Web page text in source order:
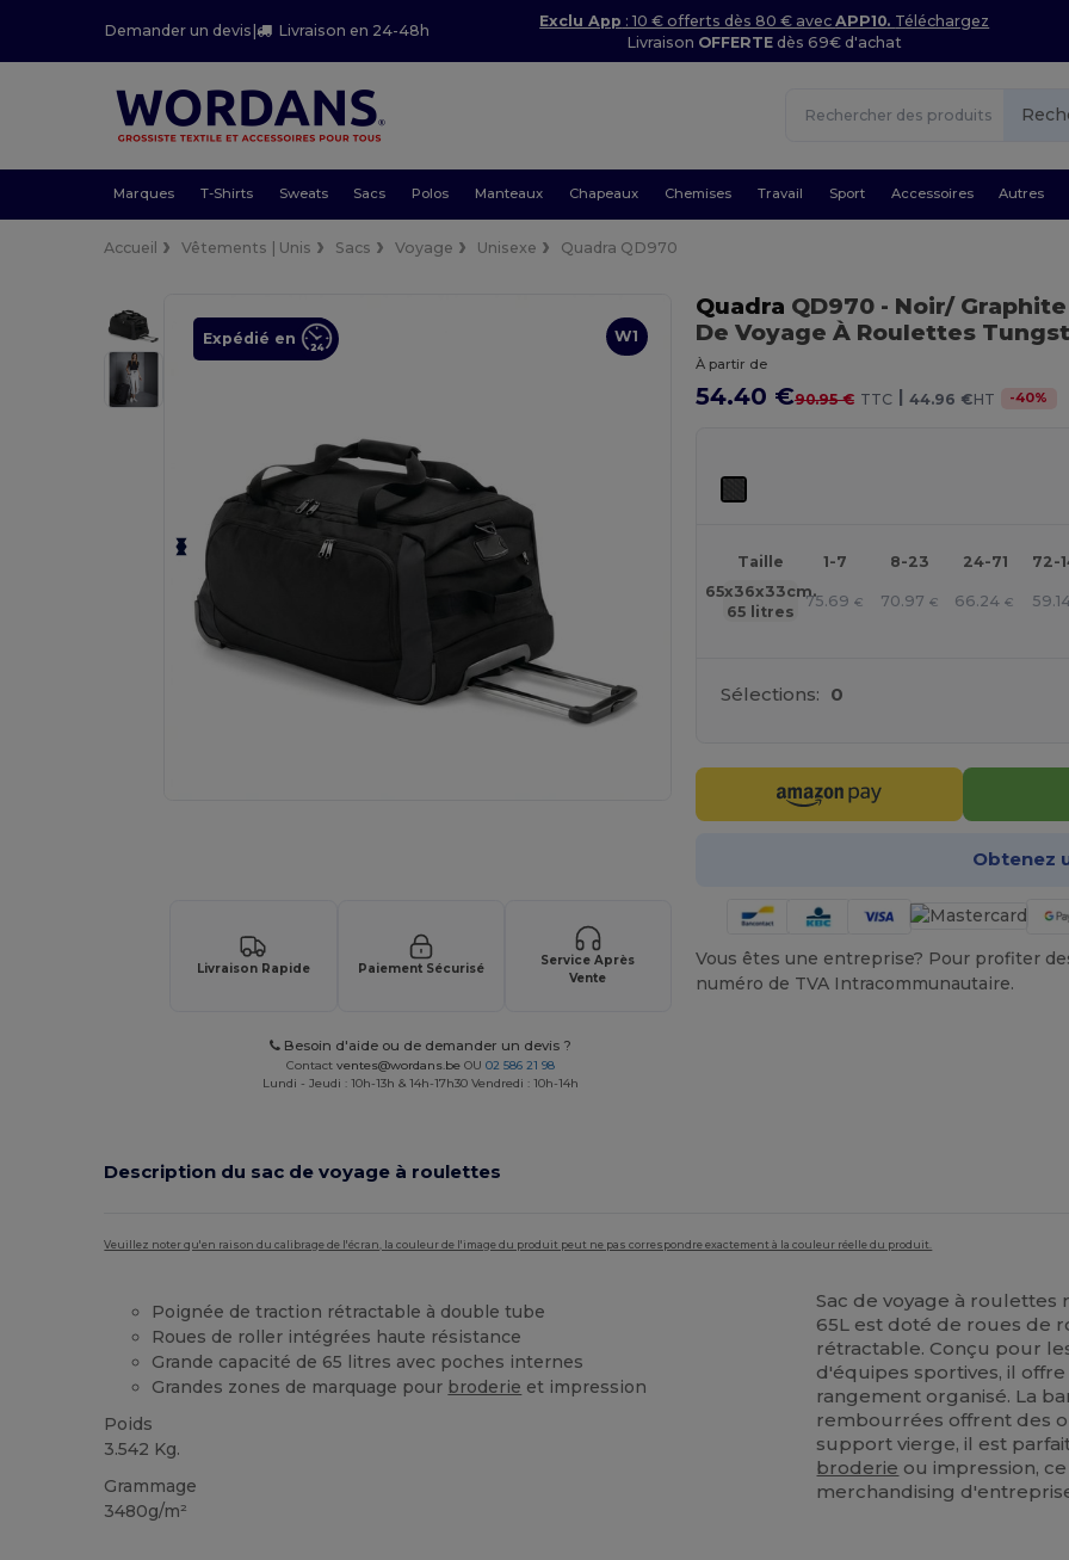
Demander un devis | Livraison en 24-48h
Exclu App : 10 € offerts dès 80 € avecAPP10. Téléchargez
Livraison OFFERTE dès 69€ d'achat
Marques T-Shirts Sweats Sacs Polos Manteaux Chapeaux Chemises Travail Sport Accessoires Autres
Accueil Vêtements | Unis Sacs Voyage Unisexe Quadra QD970
W1
Expédié en
Livraison Rapide Paiement Sécurisé
Service Après
Vente
Besoin d'aide ou de demander un devis ?
Contactventes@wordans.be OU02 586 21 98
Lundi - Jeudi : 10h-13h & 14h-17h30 Vendredi : 10h-14h
Quadra QD970 - Noir/
De Voyage À Roulettes
À partir de
54.40 €90.95 € TTC | 44.96 €HT -40%
Taille 1-7 8-23 24-71
72-
65x36x33cm.
65 litres
75.69 € 70.97 € 66.24 €
Sélections: 0
Obtenez
Vous êtes une entreprise? Pour profiter
numéro de TVA Intracommunautaire.
Description du sac de voyage à roulettes
Veuillez noter qu'en raison du calibrage de l'écran, la couleur de l'image du produit peut ne pas correspondre exactement à la couleur réelle du produit.
Poignée de traction rétractable à double tube
Roues de roller intégrées haute résistance
Grande capacité de 65 litres avec poches internes
Grandes zones de marquage pour broderie et impression
Poids
3.542 Kg.
Grammage
3480g/m²
Sac de voyage à
65L est doté de roues de
rétractable. Conçu pour
d'équipes sportives, il
rangement organisé. La
rembourrées offrent des
support vierge, il est
broderie ou impression,
merchandising